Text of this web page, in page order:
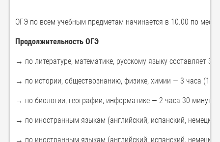
ОГЭ по всем учебным предметам начинается в 10.00 по
Продолжительность ОГЭ
→ по литературе, математике, русскому языку составляет 3
→ по истории, обществознанию, физике, химии — 3 часа (180
→ по биологии, географии, информатике — 2 часа 30 минут
→ по иностранным языкам (английский, испанский,
→ по иностранным языкам (английский, испанский,